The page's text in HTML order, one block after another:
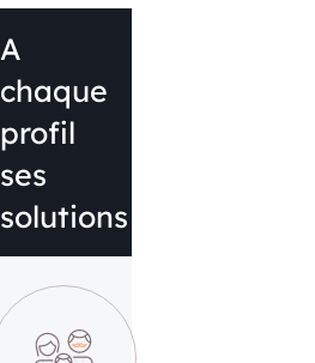
A
chaque
profil
ses
solutions​​